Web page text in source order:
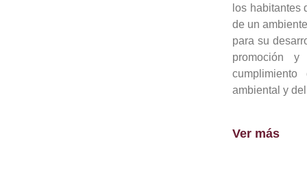
los habitantes
de un
para su
promoción
ambiental y
Ver más